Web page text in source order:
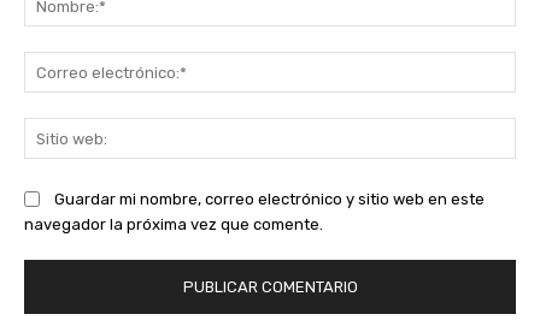
Guardar mi nombre, correo electrónico y sitio web en este
navegador la próxima vez que comente.